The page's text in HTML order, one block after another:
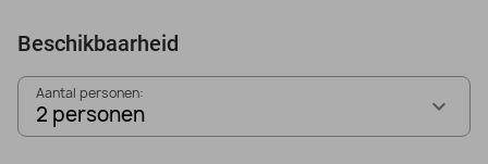
Beschikbaarheid
Aantal personen:
2 personen